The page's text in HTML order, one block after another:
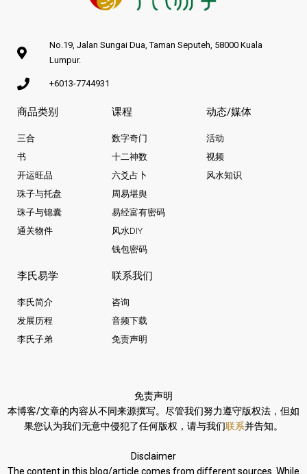
No.19, Jalan Sungai Dua, Taman Seputeh, 58000 Kuala
Lumpur.
+6013-7744931
商品类别
三合
书
开运旺品
珠子与托盘
珠子与锦囊
通关物件
课程
数字奇门
十二神数
六爻占卜
周易堪舆
易经富有密码
风水DIY
钱包密码
动态/媒体
活动
视频
风水知识
李氏易学
李氏简介
发展历程
李氏子弟
联系我们
咨询
音频下载
免责声明
免责声明
本博客/文章的内容从不同来源撰写。 尽管我们努力遵守版权法， 但如
果您认为我们无意中侵犯了任何版权，请与我们联系并告知。
Disclaimer
The content in this blog/article comes from different sources. While